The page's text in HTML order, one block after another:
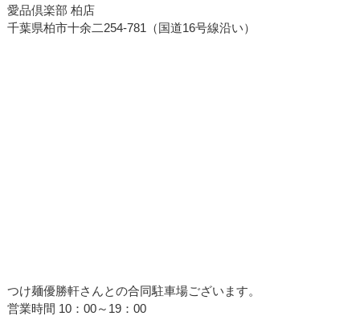
愛品倶楽部 柏店
千葉県柏市十余二254-781（国道16号線沿い）
つけ麺優勝軒さんとの合同駐車場ございます。
営業時間 10：00～19：00